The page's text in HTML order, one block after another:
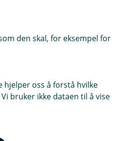
Hedvig Johanne Schei
den skal, for eksempel for
oss å forstå hvilke
bruker ikke dataen til å vise